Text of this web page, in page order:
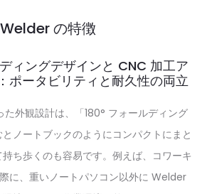
Welder の特徴
ィングデザインと CNC 加工ア
ポータビリティと耐久性の両立
外観設計は、「180° フォールディング
ノートブックのようにコンパクトにまと
ち歩くのも容易です。例えば、コワーキ
に、重いノートパソコン以外に Welder